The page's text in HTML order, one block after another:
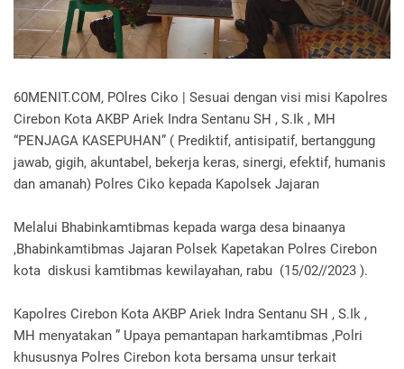
60MENIT.COM, POlres Ciko | Sesuai dengan visi misi Kapolres
Cirebon Kota AKBP Ariek Indra Sentanu SH , S.Ik , MH
“PENJAGA KASEPUHAN” ( Prediktif, antisipatif, bertanggung
jawab, gigih, akuntabel, bekerja keras, sinergi, efektif, humanis
dan amanah) Polres Ciko kepada Kapolsek Jajaran
Melalui Bhabinkamtibmas kepada warga desa binaanya
,Bhabinkamtibmas Jajaran Polsek Kapetakan Polres Cirebon
kota diskusi kamtibmas kewilayahan, rabu (15/02//2023 ).
Kapolres Cirebon Kota AKBP Ariek Indra Sentanu SH , S.Ik ,
MH menyatakan ” Upaya pemantapan harkamtibmas ,Polri
khususnya Polres Cirebon kota bersama unsur terkait